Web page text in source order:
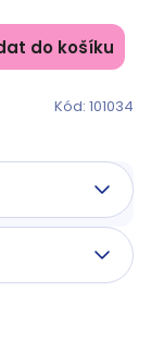
Kód: 101034
do košíku